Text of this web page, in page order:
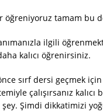
öğreniyoruz tamam bu
ilgili
kalıcı öğrenirsiniz.
sırf dersi geçmek
çalışırsanız
Şimdi dikkatimizi